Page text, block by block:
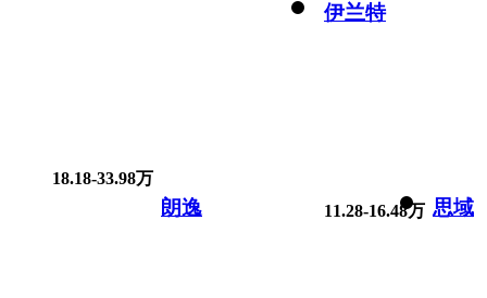
伊兰特
18.18-33.98万
朗逸 11.28-16.48万 思域